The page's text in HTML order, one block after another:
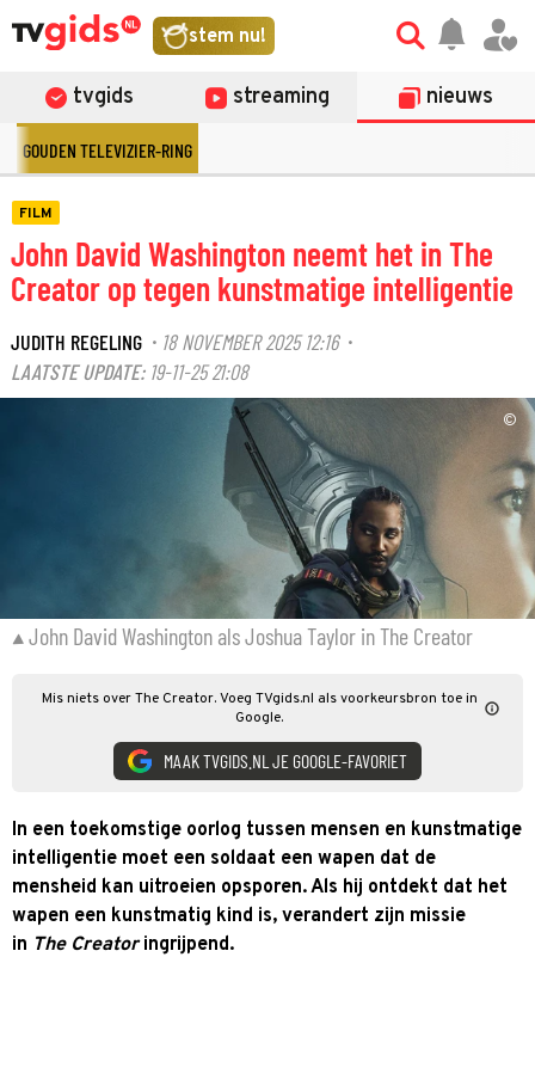
stem nu!
tvgids streaming nieuws
GOUDEN TELEVIZIER-RING
FILM
John David Washington neemt het in The
Creator op tegen kunstmatige intelligentie
JUDITH REGELING · 18 NOVEMBER 2025 12:16·
LAATSTE UPDATE: 19-11-25 21:08
©
John David Washington als Joshua Taylor in The Creator
Mis niets over The Creator. Voeg TVgids.nl als voorkeursbron toe in
Google.
MAAK TVGIDS.NL JE GOOGLE-FAVORIET
In een toekomstige oorlog tussen mensen en kunstmatige
intelligentie moet een soldaat een wapen dat de
mensheid kan uitroeien opsporen. Als hij ontdekt dat het
wapen een kunstmatig kind is, verandert zijn missie
in The Creatoringrijpend.